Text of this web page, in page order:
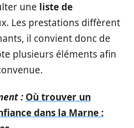
une liste de
Les prestations diffèrent
il convient donc de
plusieurs éléments afin
: Où trouver un
dans la Marne :